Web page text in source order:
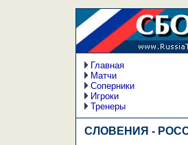
Главная
Матчи
Соперники
Игроки
Тренеры
СЛОВЕНИЯ -